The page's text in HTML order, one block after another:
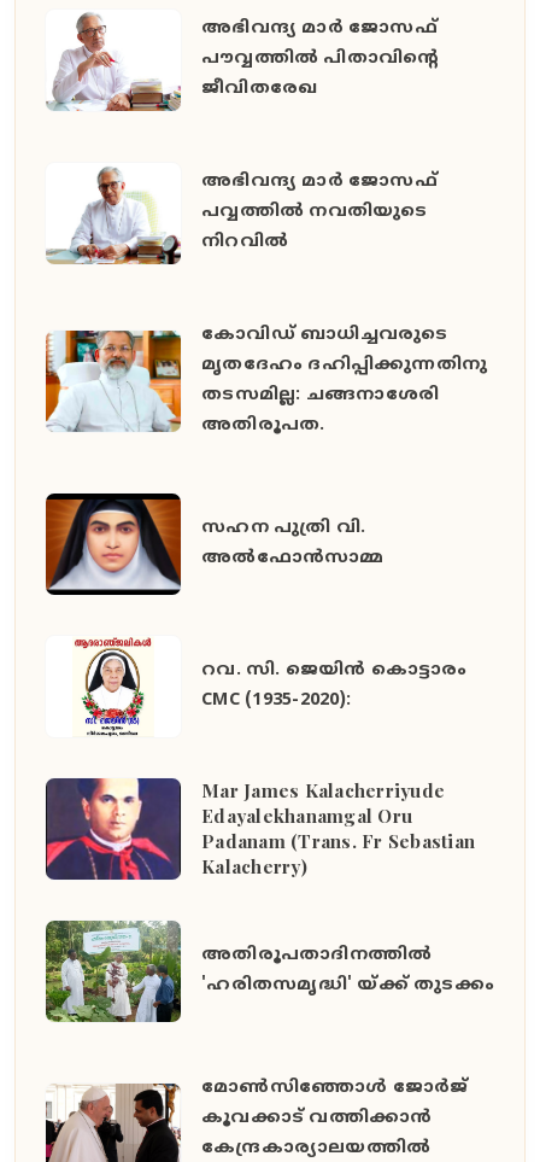
അഭിവന്ദ്യ മാർ ജോസഫ്
പൗവ്വത്തിൽ പിതാവിന്‍റെ
ജീവിതരേഖ
അഭിവന്ദ്യ മാർ ജോസഫ്
പവ്വത്തിൽ നവതിയുടെ
നിറവിൽ
കോവിഡ് ബാധിച്ചവരുടെ
മൃതദേഹം ദഹിപ്പിക്കുന്നതിനു
തടസമില്ല: ചങ്ങനാശേരി
അതിരൂപത.
സഹന പുത്രി വി.
അൽഫോൻസാമ്മ
റവ. സി. ജെയിൻ കൊട്ടാരം
CMC (1935-2020):
Mar James Kalacherriyude
Edayalekhanamgal Oru
Padanam (Trans. Fr Sebastian
Kalacherry)
അതിരൂപതാദിനത്തില്‍
'ഹരിതസമൃദ്ധി' യ്ക്ക് തുടക്കം
മോൺസിഞ്ഞോൾ ജോർജ്
കൂവക്കാട് വത്തിക്കാൻ
കേന്ദ്രകാര്യാലയത്തിൽ